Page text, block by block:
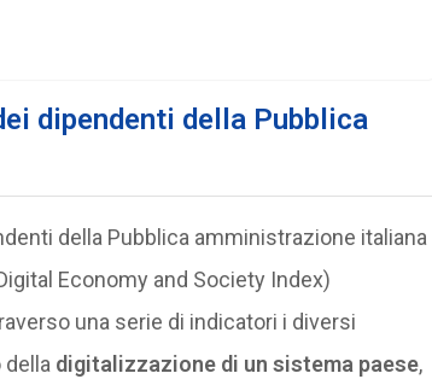
dipendenti della Pubblica
della Pubblica amministrazione italiana
Economy and Society Index)
una serie di indicatori i diversi
digitalizzazione di un sistema paese,